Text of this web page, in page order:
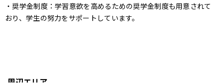
・奨学金制度：学習意欲を高めるための奨学金制度も用意されて
おり、学生の努力をサポートしています。